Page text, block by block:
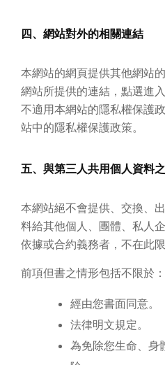
四、網站對外的相關連結
本網站的網頁提供其他網站
網站所提供的連結，點選進
不適用本網站的隱私權保護
站中的隱私權保護政策。
五、與第三人共用個人資料
本網站絕不會提供、交換、
料給其他個人、團體、私人
依據或合約義務者，不在此限
前項但書之情形包括不限於：
經由您書面同意。
法律明文規定。
為免除您生命、身